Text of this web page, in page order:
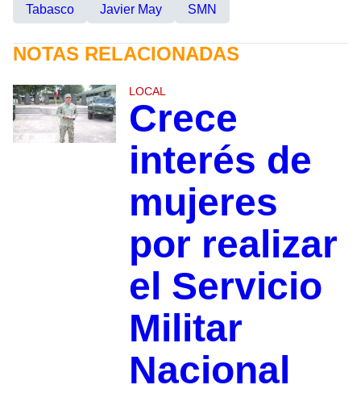
Tabasco Javier May SMN
NOTAS RELACIONADAS
LOCAL
Crece
interés de
mujeres
por realizar
el Servicio
Militar
Nacional